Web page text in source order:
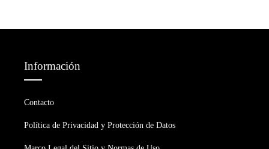
Información
Contacto
Política de Privacidad y Protección de Datos